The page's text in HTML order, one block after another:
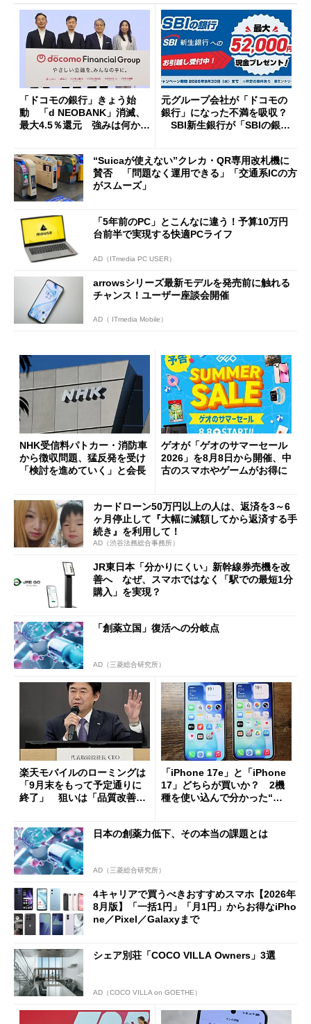
「ドコモの銀行」きょう始
動 「d NEOBANK」消滅、
最大4.5％還元 強みは何か解
元グループ会社が「ドコモの
銀行」になった不満を吸収？
SBI新生銀行が「SBIの銀
開催
“Suicaが使えない”クレカ・QR専用改札機に
賛否 「問題なく運用できる」「交通系ICの方
がスムーズ」
「5年前のPC」とこんなに違う！予算10万円
台前半で実現する快適PCライフ
AD（ITmedia PC USER）
arrowsシリーズ最新モデルを発売前に触れる
チャンス！ユーザー座談会開催
AD（ ITmedia Mobile）
NHK受信料パトカー・消防車
から徴収問題、猛反発を受け
「検討を進めていく」と会長
ゲオが「ゲオのサマーセール
2026」を8月8日から開催、中
古のスマホやゲームがお得に
カードローン50万円以上の人は、返済を3～6
ヶ月停止して『大幅に減額してから返済する手
続き』を利用して！
AD（渋谷法務総合事務所）
JR東日本「分かりにくい」新幹線券売機を改
善へ なぜ、スマホではなく「駅での最短1分
購入」を実現？
「創薬立国」復活への分岐点
AD（三菱総合研究所）
楽天モバイルのローミングは
「9月末をもって予定通りに
終了」 狙いは「品質改善」
も
「iPhone 17e」と「iPhone
17」どちらが買いか？ 2機
種を使い込んで分かった“ス
日本の創薬力低下、その本当の課題とは
AD（三菱総合研究所）
4キャリアで買うべきおすすめスマホ【2026年
8月版】「一括1円」「月1円」からお得なiPho
ne／Pixel／Galaxyまで
シェア別荘「COCO VILLA Owners」3選
AD（COCO VILLA on GOETHE）